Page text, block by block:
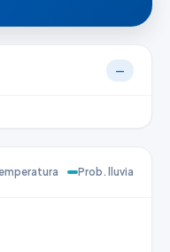
—
Prob. lluvia